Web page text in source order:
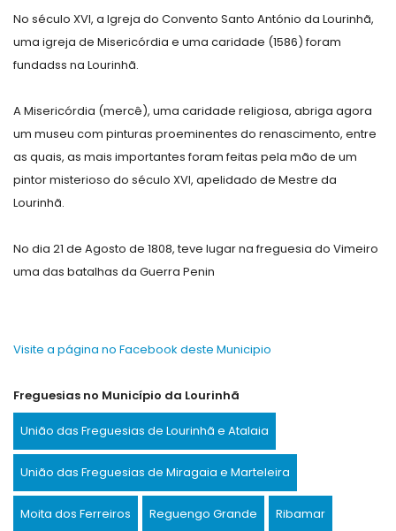
No século XVI, a Igreja do Convento Santo António da Lourinhã,
uma igreja de Misericórdia e uma caridade (1586) foram
fundadss na Lourinhã.
A Misericórdia (mercê), uma caridade religiosa, abriga agora
um museu com pinturas proeminentes do renascimento, entre
as quais, as mais importantes foram feitas pela mão de um
pintor misterioso do século XVI, apelidado de Mestre da
Lourinhã.
No dia 21 de Agosto de 1808, teve lugar na freguesia do Vimeiro
uma das batalhas da Guerra Penin
Visite a página no Facebook deste Municipio
Freguesias no Município da Lourinhã
União das Freguesias de Lourinhã e Atalaia
União das Freguesias de Miragaia e Marteleira
Moita dos Ferreiros Reguengo Grande Ribamar